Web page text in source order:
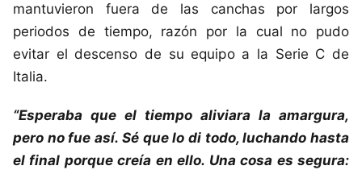
mantuvieron fuera de las canchas por largos
periodos de tiempo, razón por la cual no pudo
evitar el descenso de su equipo a la Serie C de
Italia.
“Esperaba que el tiempo aliviara la amargura,
pero no fue así. Sé que lo di todo, luchando hasta
el final porque creía en ello. Una cosa es segura: